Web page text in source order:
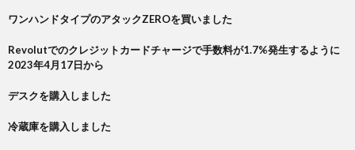
ワンハンドタイプのアタックZEROを買いました
Revolutでのクレジットカードチャージで手数料が1.7%発生するように
2023年4月17日から
デスクを購入しました
冷蔵庫を購入しました